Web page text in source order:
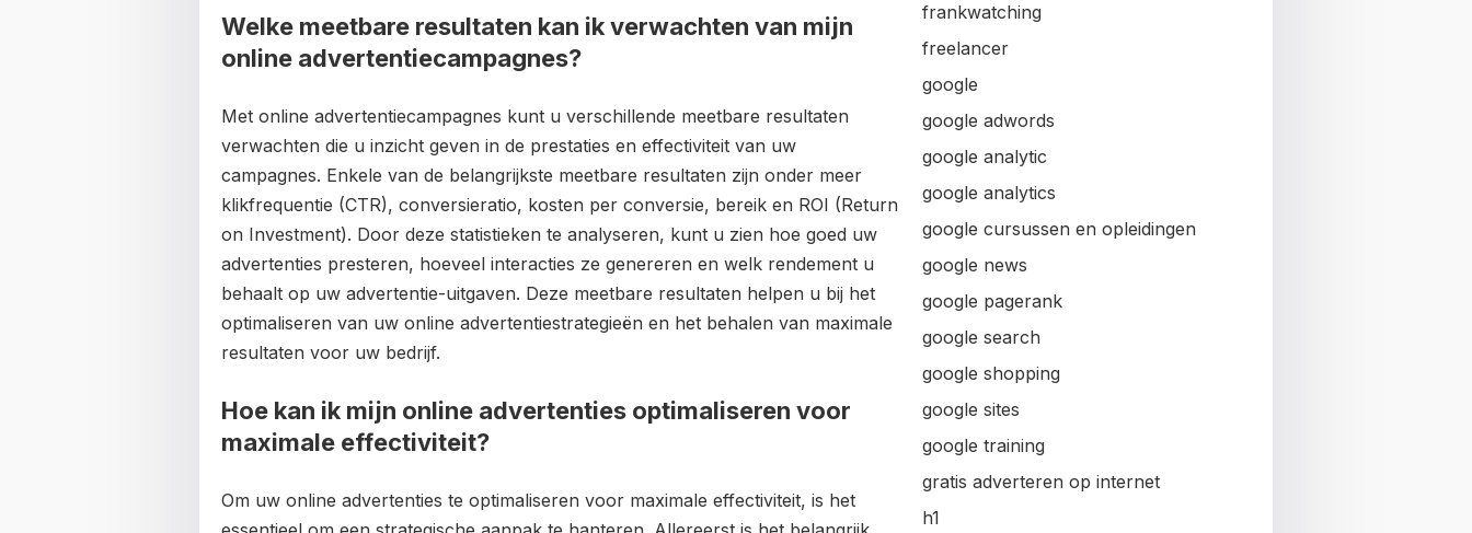
Welke meetbare resultaten kan ik verwachten van mijn
online advertentiecampagnes?
Met online advertentiecampagnes kunt u verschillende meetbare resultaten
verwachten die u inzicht geven in de prestaties en effectiviteit van uw
campagnes. Enkele van de belangrijkste meetbare resultaten zijn onder meer
klikfrequentie (CTR), conversieratio, kosten per conversie, bereik en ROI (Return
on Investment). Door deze statistieken te analyseren, kunt u zien hoe goed uw
advertenties presteren, hoeveel interacties ze genereren en welk rendement u
behaalt op uw advertentie-uitgaven. Deze meetbare resultaten helpen u bij het
optimaliseren van uw online advertentiestrategieën en het behalen van maximale
resultaten voor uw bedrijf.
Hoe kan ik mijn online advertenties optimaliseren voor
maximale effectiviteit?
Om uw online advertenties te optimaliseren voor maximale effectiviteit, is het
frankwatching
freelancer
google
google adwords
google analytic
google analytics
google cursussen en opleidingen
google news
google pagerank
google search
google shopping
google sites
google training
gratis adverteren op internet
h1